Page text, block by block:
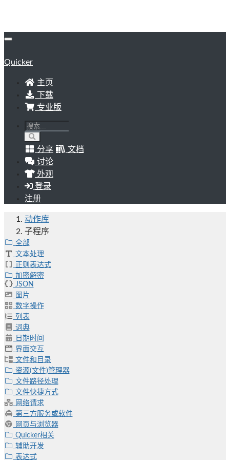
Quicker
主页
下载
专业版
分享
文档
讨论
外观
登录
注册
动作库
子程序
全部
文本处理
正则表达式
加密解密
JSON
图片
数字操作
列表
词典
日期时间
界面交互
文件和目录
资源(文件)管理器
文件路径处理
文件快捷方式
网络请求
第三方服务或软件
网页与浏览器
Quicker相关
辅助开发
表达式